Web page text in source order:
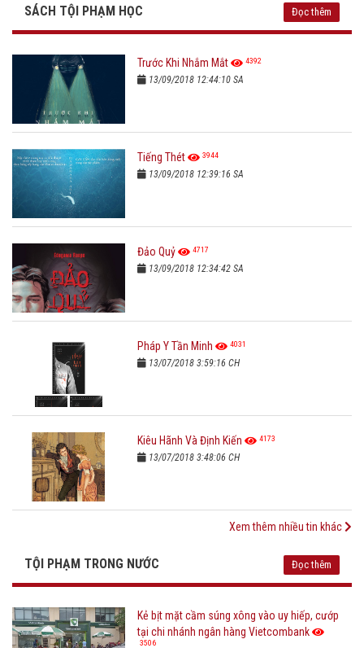
SÁCH TỘI PHẠM HỌC Đọc thêm
Trước Khi Nhắm Mắt 4392
13/09/2018 12:44:10 SA
Tiếng Thét 3944
13/09/2018 12:39:16 SA
Đảo Quỷ 4717
13/09/2018 12:34:42 SA
Pháp Y Tần Minh 4031
13/07/2018 3:59:16 CH
Kiêu Hãnh Và Định Kiến 4173
13/07/2018 3:48:06 CH
Xem thêm nhiều tin khác
TỘI PHẠM TRONG NƯỚC Đọc thêm
Kẻ bịt mặt cầm súng xông vào uy hiếp, cướp
tại chi nhánh ngân hàng Vietcombank
3506